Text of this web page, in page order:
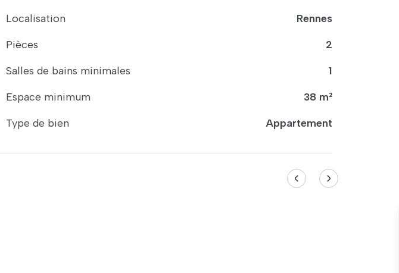
Localisation
Rennes
Pièces
2
Salles de bains minimales
1
Espace minimum
38 m²
Type de bien
Appartement